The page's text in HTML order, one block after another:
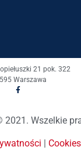
21 pok. 322
Warszawa
Wszelkie
| Cookies